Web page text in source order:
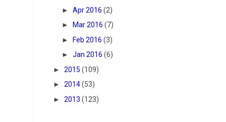
► Apr 2016 (2)
►
Mar 2016 (7)
►
Feb 2016 (3)
► Jan 2016 (6)
► 2015 (109)
► 2014(53)
► 2013 (123)